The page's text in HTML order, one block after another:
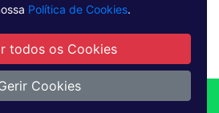
online
Política de Cookies.
todos os Cookies
Cookies